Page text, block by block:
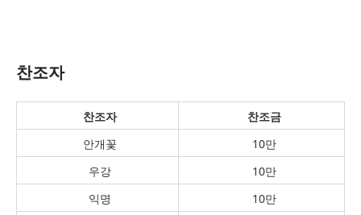
찬조자
찬조자
찬조금
안개꽃
10만
우강
10만
익명
10만